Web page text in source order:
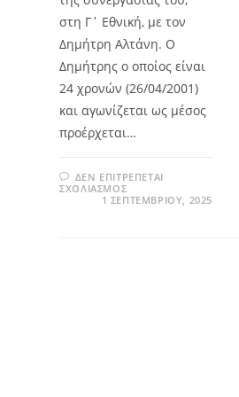
στη Γ΄ Εθνική, με τον
Δημήτρη Αλτάνη. Ο
Δημήτρης ο οποίος είναι
24 χρονών (26/04/2001)
και αγωνίζεται ως μέσος
προέρχεται…
ΔΕΝ ΕΠΙΤΡΈΠΕΤΑΙ
ΣΧΟΛΙΑΣΜΌΣ
1 ΣΕΠΤΕΜΒΡΊΟΥ, 2025